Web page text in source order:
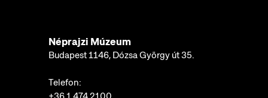
Néprajzi Múzeum
Budapest 1146, Dózsa György út 35.
Telefon: